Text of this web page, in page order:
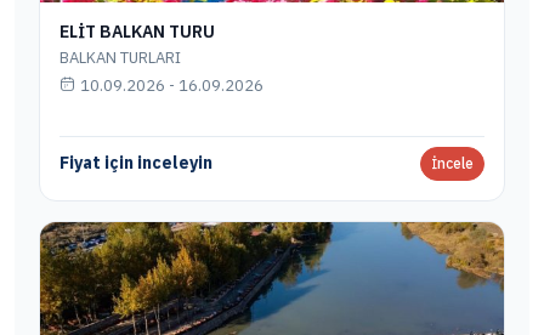
ELİT BALKAN TURU
BALKAN TURLARI
10.09.2026 - 16.09.2026
Fiyat için inceleyin İncele